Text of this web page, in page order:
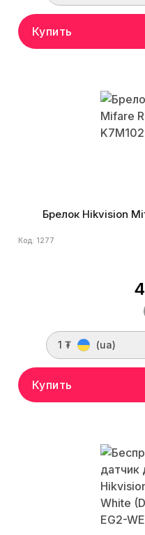
Купить
Брелок Hikvision
Код: 1277
1 ₮ (ua)
Купить